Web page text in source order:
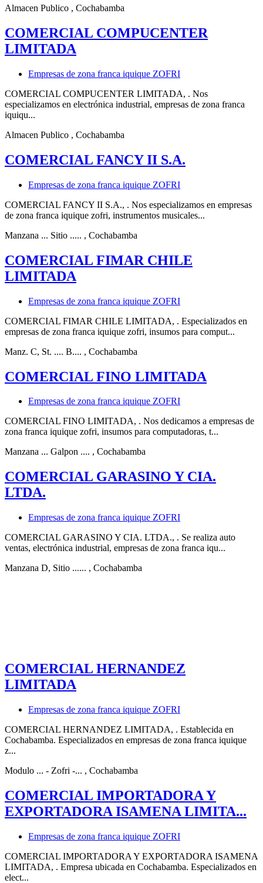
Almacen Publico , Cochabamba
COMERCIAL COMPUCENTER
LIMITADA
Empresas de zona franca iquique ZOFRI
COMERCIAL COMPUCENTER LIMITADA, . Nos
especializamos en electrónica industrial, empresas de zona franca
iquiqu...
Almacen Publico , Cochabamba
COMERCIAL FANCY II S.A.
Empresas de zona franca iquique ZOFRI
COMERCIAL FANCY II S.A., . Nos especializamos en empresas
de zona franca iquique zofri, instrumentos musicales...
Manzana ... Sitio ..... , Cochabamba
COMERCIAL FIMAR CHILE
LIMITADA
Empresas de zona franca iquique ZOFRI
COMERCIAL FIMAR CHILE LIMITADA, . Especializados en
empresas de zona franca iquique zofri, insumos para comput...
Manz. C, St. .... B.... , Cochabamba
COMERCIAL FINO LIMITADA
Empresas de zona franca iquique ZOFRI
COMERCIAL FINO LIMITADA, . Nos dedicamos a empresas de
zona franca iquique zofri, insumos para computadoras, t...
Manzana ... Galpon .... , Cochabamba
COMERCIAL GARASINO Y CIA.
LTDA.
Empresas de zona franca iquique ZOFRI
COMERCIAL GARASINO Y CIA. LTDA., . Se realiza auto
ventas, electrónica industrial, empresas de zona franca iqu...
Manzana D, Sitio ...... , Cochabamba
COMERCIAL HERNANDEZ
LIMITADA
Empresas de zona franca iquique ZOFRI
COMERCIAL HERNANDEZ LIMITADA, . Establecida en
Cochabamba. Especializados en empresas de zona franca iquique
z...
Modulo ... - Zofri -... , Cochabamba
COMERCIAL IMPORTADORA Y
EXPORTADORA ISAMENA LIMITA...
Empresas de zona franca iquique ZOFRI
COMERCIAL IMPORTADORA Y EXPORTADORA ISAMENA
LIMITADA, . Empresa ubicada en Cochabamba. Especializados en
elect...